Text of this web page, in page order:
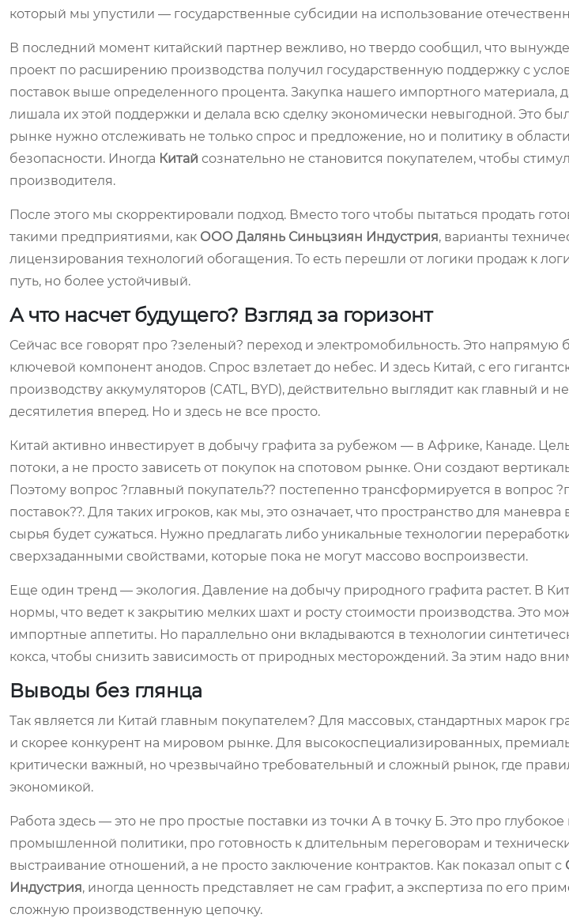
который мы упустили — государственные субсидии на использование
В последний момент китайский партнер вежливо, но твердо сообщил, что
проект по расширению производства получил государственную поддержку с
поставок выше определенного процента. Закупка нашего импортного материала,
лишала их этой поддержки и делала всю сделку экономически невыгодной. Это
рынке нужно отслеживать не только спрос и предложение, но и политику в
безопасности. Иногда Китай сознательно не становится покупателем, чтобы
производителя.
После этого мы скорректировали подход. Вместо того чтобы пытаться продать
такими предприятиями, как ООО Далянь Синьцзиян Индустрия, варианты
лицензирования технологий обогащения. То есть перешли от логики продаж к
путь, но более устойчивый.
А что насчет будущего? Взгляд за горизонт
Сейчас все говорят про ?зеленый? переход и электромобильность. Это напрямую
ключевой компонент анодов. Спрос взлетает до небес. И здесь Китай, с его
производству аккумуляторов (CATL, BYD), действительно выглядит как главный и
десятилетия вперед. Но и здесь не все просто.
Китай активно инвестирует в добычу графита за рубежом — в Африке, Канаде.
потоки, а не просто зависеть от покупок на спотовом рынке. Они создают
Поэтому вопрос ?главный покупатель?? постепенно трансформируется в вопрос
поставок??. Для таких игроков, как мы, это означает, что пространство для
сырья будет сужаться. Нужно предлагать либо уникальные технологии
сверхзаданными свойствами, которые пока не могут массово воспроизвести.
Еще один тренд — экология. Давление на добычу природного графита растет. В
нормы, что ведет к закрытию мелких шахт и росту стоимости производства. Это
импортные аппетиты. Но параллельно они вкладываются в технологии
кокса, чтобы снизить зависимость от природных месторождений. За этим надо
Выводы без глянца
Так является ли Китай главным покупателем? Для массовых, стандартных марок
и скорее конкурент на мировом рынке. Для высокоспециализированных,
критически важный, но чрезвычайно требовательный и сложный рынок, где
экономикой.
Работа здесь — это не про простые поставки из точки А в точку Б. Это про
промышленной политики, про готовность к длительным переговорам и
выстраивание отношений, а не просто заключение контрактов. Как показал опыт с
Индустрия, иногда ценность представляет не сам графит, а экспертиза по его
сложную производственную цепочку.